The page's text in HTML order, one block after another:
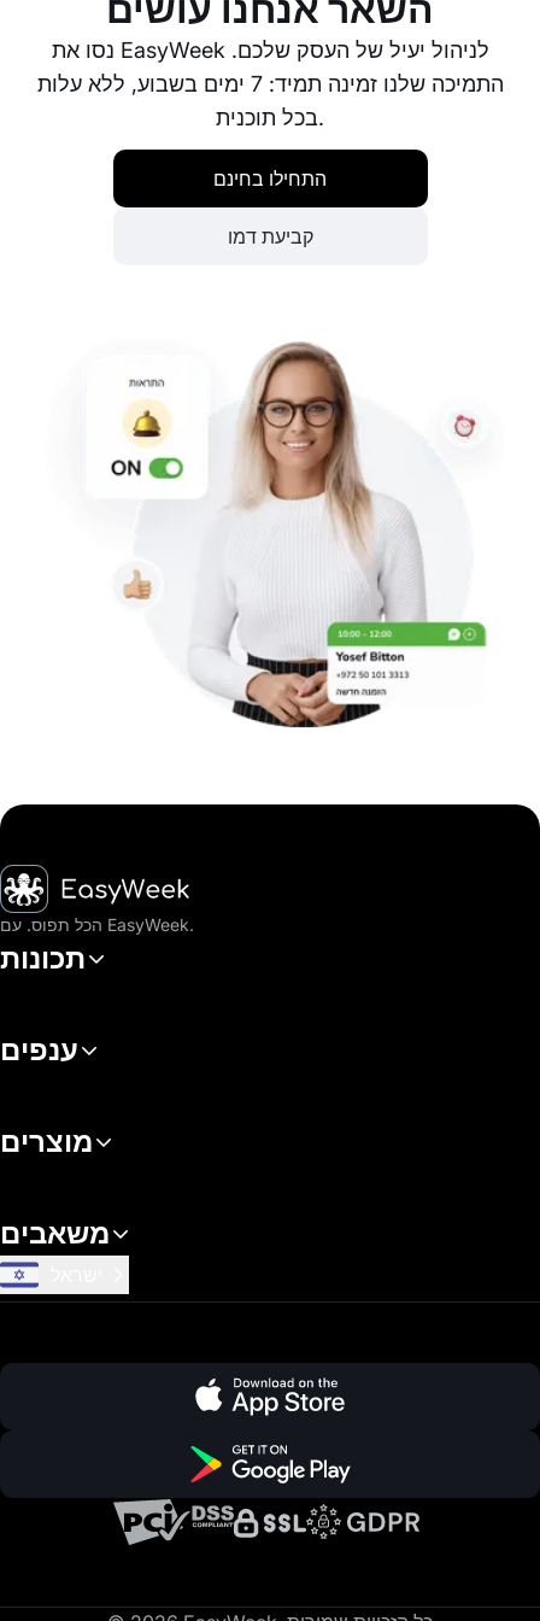
השאר אנחנו עושים
נסו את EasyWeek לניהול יעיל של העסק שלכם.
התמיכה שלנו זמינה תמיד: 7 ימים בשבוע, ללא עלות
בכל תוכנית.
התחילו בחינם
קביעת דמו
דף הבית
הכל תפוס. עם EasyWeek.
תכונות
ענפים
מוצרים
משאבים